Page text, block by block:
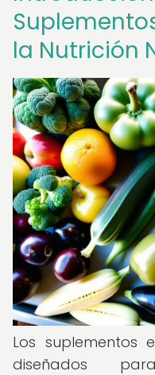
la Nutrición
Los suplementos
diseñados